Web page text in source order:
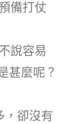
備打仗
說容易
甚麼呢？
，卻沒有